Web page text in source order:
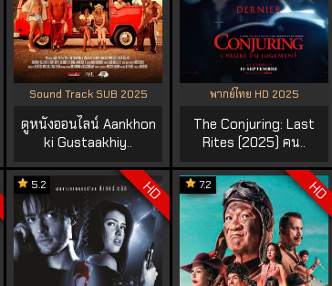
Sound Track SUB 2025
ดูหนังออนไลน์ Aankhon
ki Gustaakhiy..
พากย์ไทย HD 2025
The Conjuring: Last
Rites (2025) คน..
HD
5.2 HD
7.2